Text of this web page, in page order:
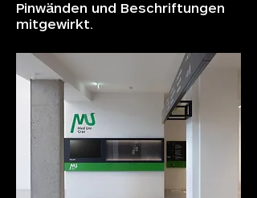
Pinwänden und Beschriftungen
mitgewirkt.